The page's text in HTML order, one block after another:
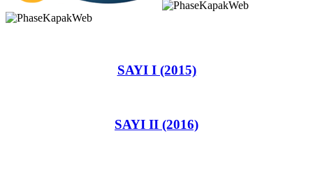
SAYI I (2015)
SAYI II (2016)